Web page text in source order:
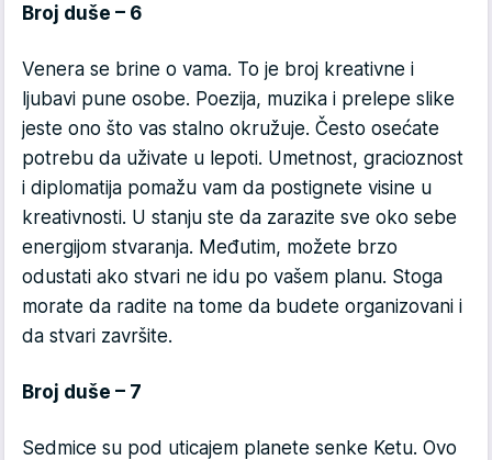
Broj duše – 6
Venera se brine o vama. To je broj kreativne i
ljubavi pune osobe. Poezija, muzika i prelepe slike
jeste ono što vas stalno okružuje. Često osećate
potrebu da uživate u lepoti. Umetnost, gracioznost
i diplomatija pomažu vam da postignete visine u
kreativnosti. U stanju ste da zarazite sve oko sebe
energijom stvaranja. Međutim, možete brzo
odustati ako stvari ne idu po vašem planu. Stoga
morate da radite na tome da budete organizovani i
da stvari završite.
Broj duše – 7
Sedmice su pod uticajem planete senke Ketu. Ovo